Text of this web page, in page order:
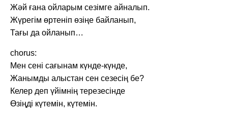
Жәй ғана ойларым сезімге айналып.
Жүрегім өртеніп өзіңе байланып,
Тағы да ойланып…
chorus:
Мен сені сағынам күнде-күнде,
Жанымды алыстан сен сезесің бе?
Келер деп үйімнің терезесінде
Өзіңді күтемін, күтемін.